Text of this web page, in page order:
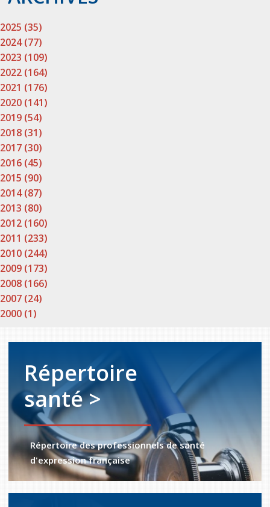
2025 (35)
2024 (77)
2023 (109)
2022 (164)
2021 (176)
2020 (141)
2019 (54)
2018 (31)
2017 (30)
2016 (45)
2015 (90)
2014 (87)
2013 (80)
2012 (160)
2011 (233)
2010 (244)
2009 (173)
2008 (166)
2007 (24)
2000 (1)
Répertoire
santé >
Répertoire des professionnels de santé
d'expression française